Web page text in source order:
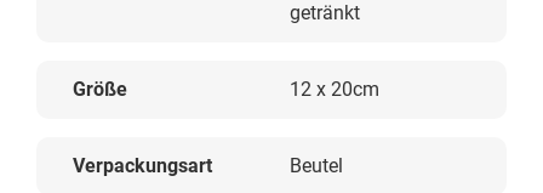
getränkt
Größe 12 x 20cm
Verpackungsart Beutel